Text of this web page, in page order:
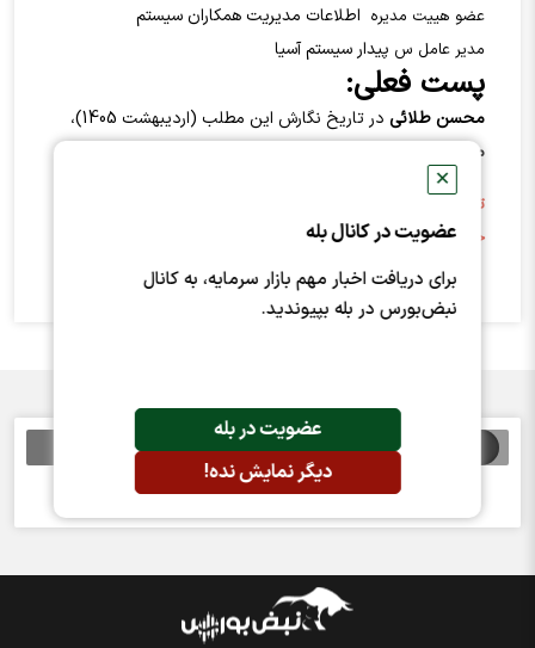
✕
عضویت در کانال بله
برای دریافت اخبار مهم بازار سرمایه، به کانال
نبض‌بورس در بله بپیوندید.
عضویت در بله
دیگر نمایش نده!
عضو هییت مدیره اطلاعات مدیریت همکاران سیستم
مدیر عامل س پیدار سیستم آسیا
پست فعلی:
محسن طلائي در تاریخ نگارش این مطلب (اردیبهشت 1405)،
مدیرعامل
توجه: این اطلاعات صرفاً از منابع اینترنتی و فضای مجازی
جمع‌آوری شده‌اند.
اخبار مرتبط